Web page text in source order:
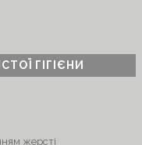
ГІГІЄНИ
жерсті